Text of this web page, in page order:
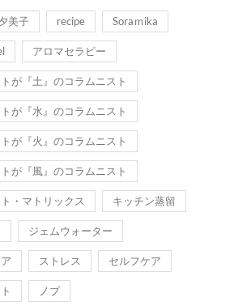
美子 recipe Soraｍika
アロマセラピー
が『土』のコラムニスト
が『水』のコラムニスト
が『火』のコラムニスト
が『風』のコラムニスト
・マトリックス キッチン蒸留
ジェムウォーター
ストレス セルフケア
ノブ